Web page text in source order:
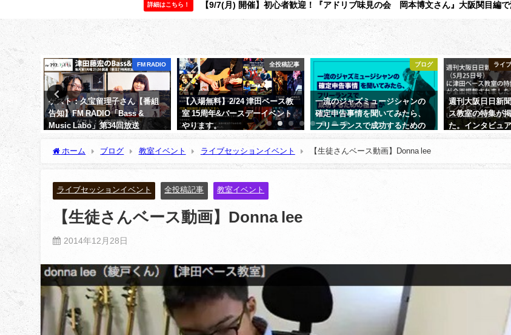
詳細はこちら！ 【9/7(月) 開催】初心者歓迎！『アドリブ味見の会 岡本博文さん』大阪関目編
室イベント
新聞に
FM RADIO
ゲスト：久宝留理子さん【番組
告知】FM RADIO「Bass &
Music Labo」第34回放送
全投稿記事
【入場無料】2/24 津田ベース教
室 15周年&バースデーイベント
やります。
ブログ
一流のジャズミュージシャンの
確定申告事情を聞いてみたら、
フリーランスで成功するための
極意が隠れていた【納浩一さん
（ベーシスト）】
2023年2月28日
ライ
週刊大阪日日新
ス教室の特集が
た。インタビュ
二郎）さん
ホーム ブログ 教室イベント ライブセッションイベント 【生徒さんベース動画】Donna lee
ライブセッションイベント 全投稿記事 教室イベント
【生徒さんベース動画】Donna lee
2014年12月28日
私は受講者ではない
れているのをセッショ
さすが15年の実績と指